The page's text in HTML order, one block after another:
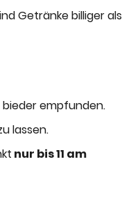
Getränke billiger als
empfunden.
lassen.
nur bis 11 am